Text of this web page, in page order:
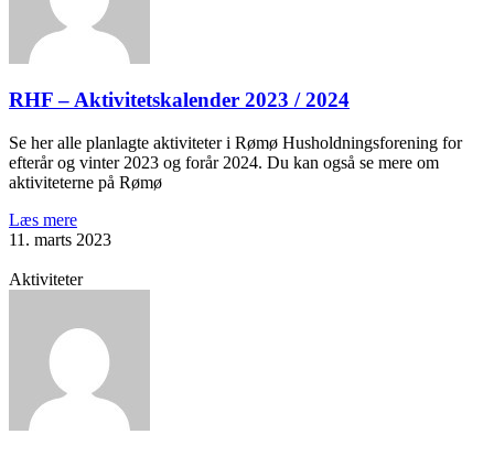
RHF – Aktivitetskalender 2023 / 2024
Se her alle planlagte aktiviteter i Rømø Husholdningsforening for
efterår og vinter 2023 og forår 2024. Du kan også se mere om
aktiviteterne på Rømø
Læs mere
11. marts 2023
Aktiviteter